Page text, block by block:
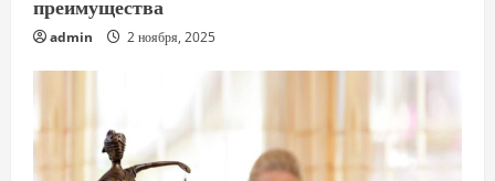
admin 2 ноября, 2025